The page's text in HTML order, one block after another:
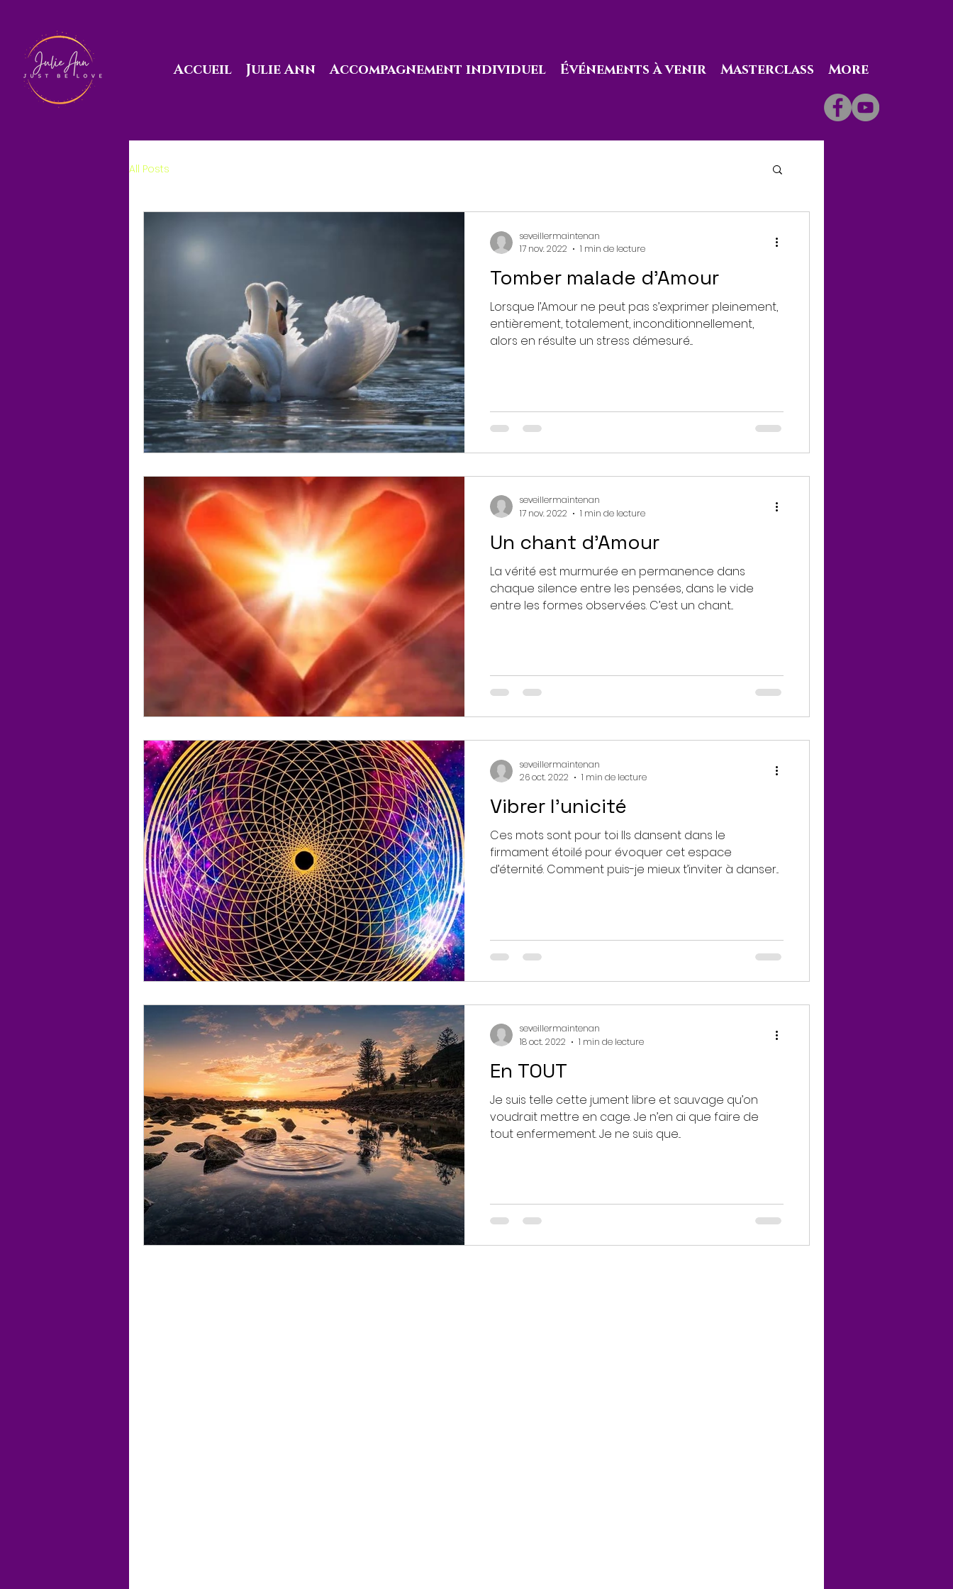
Accueil Julie Ann Accompagnement individuel Événements à venir Masterclass More
All Posts
Tomber malade d’Amour
Lorsque l’Amour ne peut pas s’exprimer pleinement,
entièrement, totalement, inconditionnellement,
alors en résulte un stress démesuré....
seveillermaintenan
17 nov. 2022
1 min de lecture
Un chant d’Amour
La vérité est murmurée en permanence dans
chaque silence entre les pensées, dans le vide
entre les formes observées. C’est un chant...
seveillermaintenan
17 nov. 2022
1 min de lecture
Vibrer l’unicité
Ces mots sont pour toi Ils dansent dans le
firmament étoilé pour évoquer cet espace
d’éternité. Comment puis-je mieux t’inviter à danser...
seveillermaintenan
26 oct. 2022
1 min de lecture
En TOUT
Je suis telle cette jument libre et sauvage qu’on
voudrait mettre en cage. Je n’en ai que faire de
tout enfermement. Je ne suis que...
seveillermaintenan
18 oct. 2022
1 min de lecture